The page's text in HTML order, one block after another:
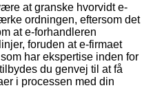
at granske hvorvidt e-
ordningen, eftersom det
at e-forhandleren
foruden at e-firmaet
har ekspertise inden for
du genvej til at få
i processen med din